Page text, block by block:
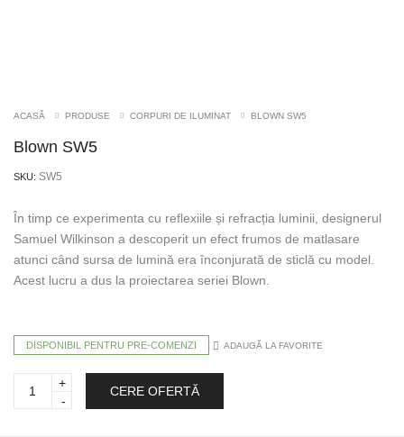
ACASĂ PRODUSE CORPURI DE ILUMINAT BLOWN SW5
Blown SW5
SKU: SW5
În timp ce experimenta cu reflexiile și refracția luminii, designerul
Samuel Wilkinson a descoperit un efect frumos de matlasare
atunci când sursa de lumină era înconjurată de sticlă cu model.
Acest lucru a dus la proiectarea seriei Blown.
DISPONIBIL PENTRU PRE-COMENZI
SW5
CERE OFERTĂ
ADAUGĂ LA FAVORITE